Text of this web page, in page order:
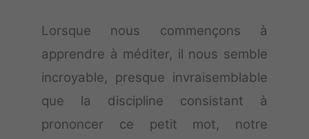
Lorsque nous commençons à
apprendre à méditer, il nous semble
incroyable, presque invraisemblable
que la discipline consistant à
prononcer ce petit mot, notre